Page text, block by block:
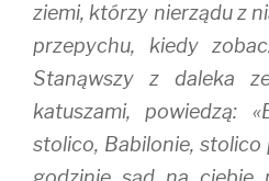
ziemi, którzy nierządu z
przepychu, kiedy
Stanąwszy z daleka
katuszami, powiedzą:
stolico, Babilonie, stolico